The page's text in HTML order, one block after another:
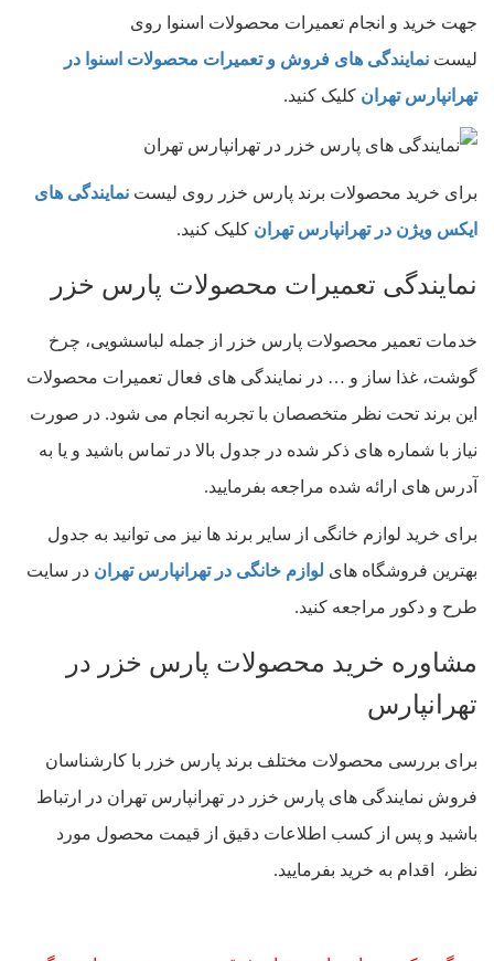
جهت خرید و انجام تعمیرات محصولات اسنوا روی
لیست نمایندگی های فروش و تعمیرات محصولات اسنوا در
تهرانپارس تهران کلیک کنید.
برای خرید محصولات برند پارس خزر روی لیست نمایندگی های
ایکس ویژن در تهرانپارس تهران کلیک کنید.
نمایندگی تعمیرات محصولات پارس خزر
خدمات تعمیر محصولات پارس خزر از جمله لباسشویی، چرخ
گوشت، غذا ساز و … در نمایندگی های فعال تعمیرات محصولات
این برند تحت نظر متخصصان با تجربه انجام می شود. در صورت
نیاز با شماره های ذکر شده در جدول بالا در تماس باشید و یا به
آدرس های ارائه شده مراجعه بفرمایید.
برای خرید لوازم خانگی از سایر برند ها نیز می توانید به جدول
بهترین فروشگاه های لوازم خانگی در تهرانپارس تهران در سایت
طرح و دکور مراجعه کنید.
مشاوره خرید محصولات پارس خزر در
تهرانپارس
برای بررسی محصولات مختلف برند پارس خزر با کارشناسان
فروش نمایندگی های پارس خزر در تهرانپارس تهران در ارتباط
باشید و پس از کسب اطلاعات دقیق از قیمت محصول مورد
نظر، اقدام به خرید بفرمایید.